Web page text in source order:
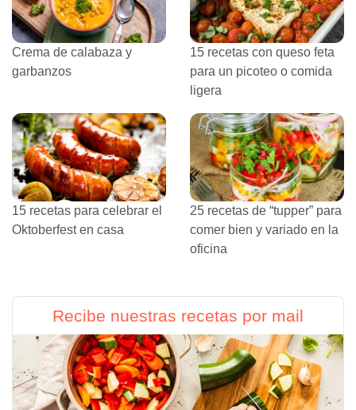
Crema de calabaza y
garbanzos
15 recetas con queso feta
para un picoteo o comida
ligera
15 recetas para celebrar el
Oktoberfest en casa
25 recetas de “tupper” para
comer bien y variado en la
oficina
Recibe nuestras recetas por mail